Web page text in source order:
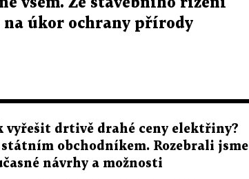
všem. Ze stavebního řízení
úkor ochrany přírody
vyřešit drtivě drahé ceny elektřiny?
státním obchodníkem. Rozebrali jsme
návrhy a možnosti